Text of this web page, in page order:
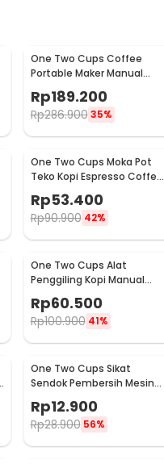
One Two Cups Coffee
Portable Maker Manual
Hand Press Espresso 300ml
- T35066
Rp189.200
Rp286.900 35%
One Two Cups Moka Pot
Teko Kopi Espresso Coffee
Stovetop 2 Cup 100ml -
Z20
Rp53.400
Rp90.900 42%
One Two Cups Alat
Penggiling Kopi Manual
Coffee Grinder Adjustable
- RHNHA0176
Rp60.500
Rp100.900 41%
One Two Cups Sikat
Sendok Pembersih Mesin
Rp12.900
Rp28.900 56%